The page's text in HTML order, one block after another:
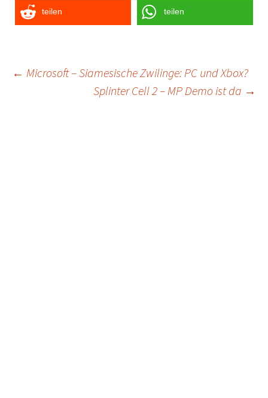
teilen teilen
Post
← Microsoft – Siamesische Zwilinge: PC und Xbox?
Splinter Cell 2 – MP Demo ist da →